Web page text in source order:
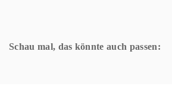
Schau mal, das könnte auch passen: